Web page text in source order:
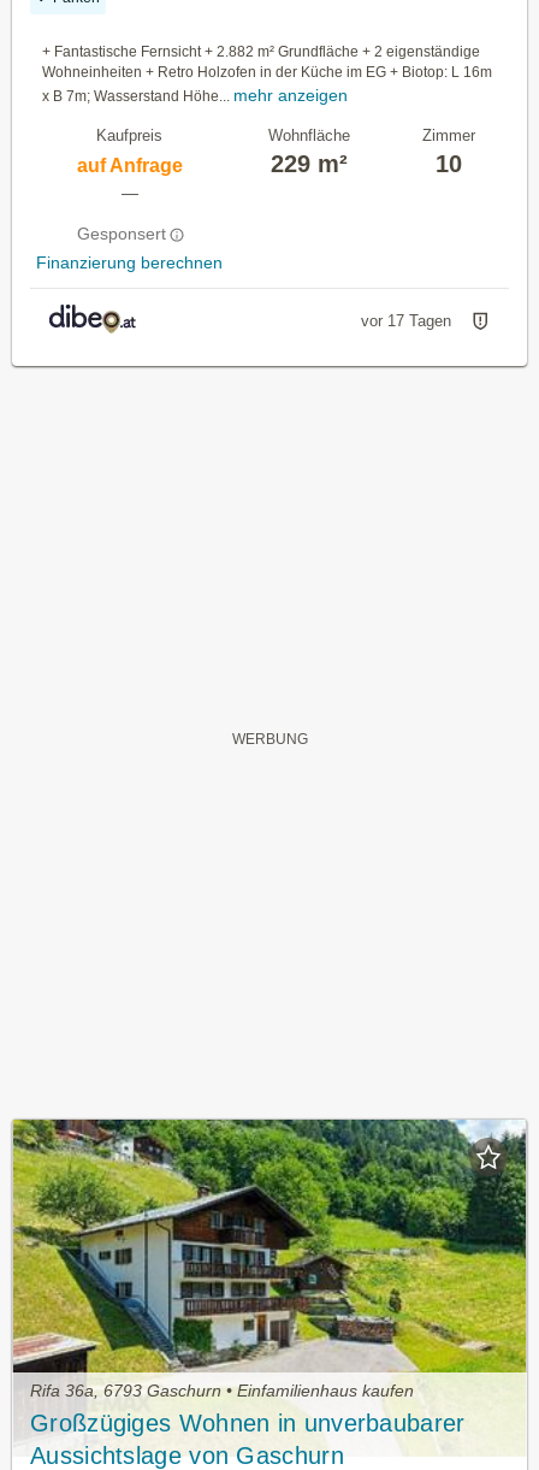
+ Fantastische Fernsicht + 2.882 m² Grundfläche + 2 eigenständige
Wohneinheiten + Retro Holzofen in der Küche im EG + Biotop: L 16m
x B 7m; Wasserstand Höhe... mehr anzeigen
Kaufpreis
auf Anfrage
—
Gesponsert
Finanzierung berechnen
Wohnfläche
229 m²
Zimmer
10
vor 17 Tagen
Rifa 36a, 6793 Gaschurn • Einfamilienhaus kaufen
Großzügiges Wohnen in unverbaubarer
Aussichtslage von Gaschurn